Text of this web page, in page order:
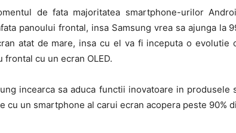
de fata majoritatea smartphone-urilor
panoului frontal, insa Samsung vrea sa ajunga la
atat de mare, insa cu el va fi inceputa o evolutie
frontal cu un ecran OLED.
incearca sa aduca functii inovatoare in
cu un smartphone al carui ecran acopera peste 90%